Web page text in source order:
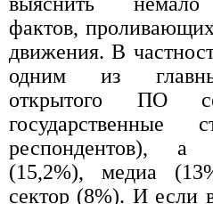
фактов,
движения. В
одним из
открытого ПО
государственные
респондентов), а
(15,2%), медиа
сектор (8%). И если